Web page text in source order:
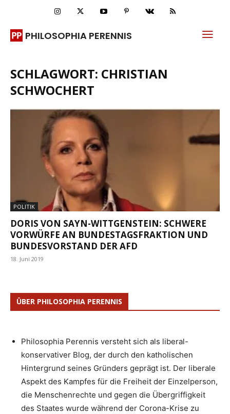
PHILOSOPHIA PERENNIS
SCHLAGWORT: CHRISTIAN
SCHWOCHERT
POLITIK
DORIS VON SAYN-WITTGENSTEIN: SCHWERE
VORWÜRFE AN BUNDESTAGSFRAKTION UND
BUNDESVORSTAND DER AFD
18. Juni 2019
ÜBER PHILOSOPHIA PERENNIS
Philosophia Perennis versteht sich als liberal-
konservativer Blog, der durch den katholischen
Hintergrund seines Gründers geprägt ist. Der liberale
Aspekt des Kampfes für die Freiheit der Einzelperson,
die Menschenrechte und gegen die Übergriffigkeit
des Staates wurde während der Corona-Krise zu